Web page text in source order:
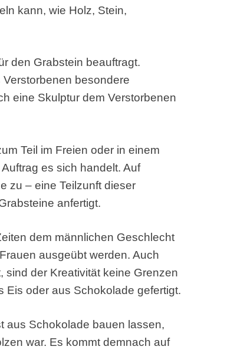
kann, wie Holz, Stein,
den Grabstein beauftragt.
Verstorbenen besondere
eine Skulptur dem Verstorbenen
Teil im Freien oder in einem
es sich handelt. Auf
zu – eine Teilzunft dieser
anfertigt.
dem männlichen Geschlecht
ausgeübt werden. Auch
der Kreativität keine Grenzen
Eis oder aus Schokolade gefertigt.
aus Schokolade bauen lassen,
war. Es kommt demnach auf